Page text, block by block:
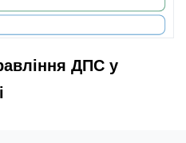
ДПС у